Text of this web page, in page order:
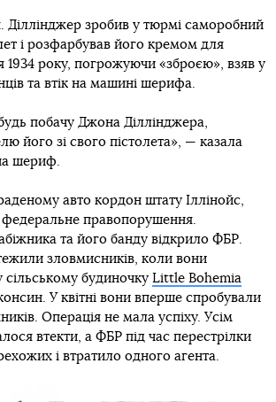
Діллінджер зробив у тюрмі саморобний
і розфарбував його кремом для
1934 року, погрожуючи «зброєю», взяв у
та втік на машині шерифа.
побачу Джона Діллінджера,
його зі свого пістолета», — казала
шериф.
авто кордон штату Іллінойс,
федеральне правопорушення.
та його банду відкрило ФБР.
зловмисників, коли вони
сільському будиночку Little Bohemia
У квітні вони вперше спробували
Операція не мала успіху. Усім
втекти, а ФБР під час перестрілки
і втратило одного агента.